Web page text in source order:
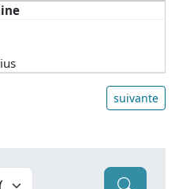
suivante